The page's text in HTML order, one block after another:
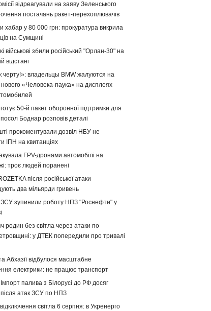
відреагували на заяву Зеленського
постачань ракет-перехоплювачів
хабар у 80 000 грн: прокуратура викрила
на Сумщині
військові збили російський "Орлан-30" на
відстані
черту!»: владельцы BMW жалуются на
«Человека-паука» на дисплеях
50-й пакет оборонної підтримки для
Боднар розповів деталі
прокоментували дозвіл НБУ не
ІПН на квитанціях
FPV-дронами автомобілі на
троє людей поранені
після російської атаки
два мільярди гривень
ЗСУ зупинили роботу НПЗ "Роснефти" у
родин без світла через атаки по
у ДТЕК попередили про тривалі
Абхазії відбулося масштабне
електрики: не працює транспорт
палива з Білорусі до РФ досяг
атак ЗСУ по НПЗ
світла 6 серпня: в Укренерго